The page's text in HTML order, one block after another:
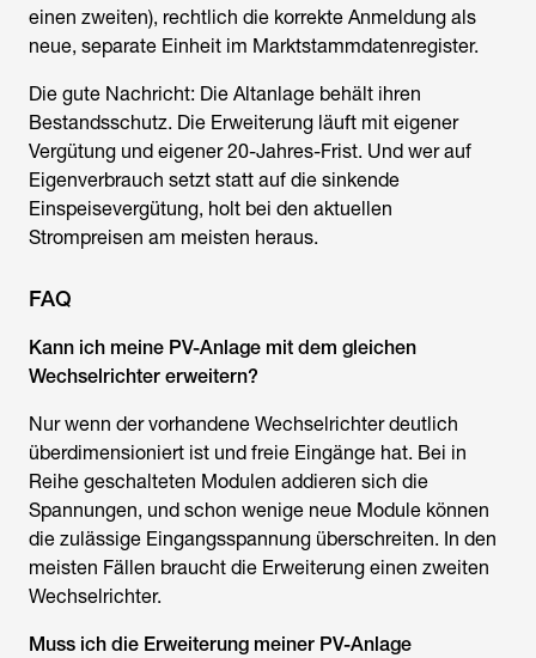
einen zweiten), rechtlich die korrekte Anmeldung als
neue, separate Einheit im Marktstammdatenregister.
Die gute Nachricht: Die Altanlage behält ihren
Bestandsschutz. Die Erweiterung läuft mit eigener
Vergütung und eigener 20-Jahres-Frist. Und wer auf
Eigenverbrauch setzt statt auf die sinkende
Einspeisevergütung, holt bei den aktuellen
Strompreisen am meisten heraus.
FAQ
Kann ich meine PV-Anlage mit dem gleichen
Wechselrichter erweitern?
Nur wenn der vorhandene Wechselrichter deutlich
überdimensioniert ist und freie Eingänge hat. Bei in
Reihe geschalteten Modulen addieren sich die
Spannungen, und schon wenige neue Module können
die zulässige Eingangsspannung überschreiten. In den
meisten Fällen braucht die Erweiterung einen zweiten
Wechselrichter.
Muss ich die Erweiterung meiner PV-Anlage